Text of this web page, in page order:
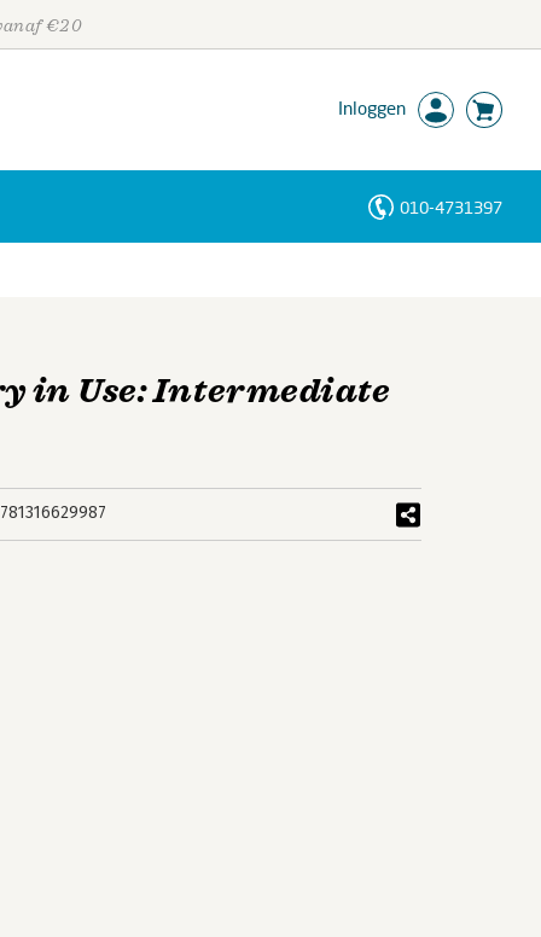
€20
Inloggen
010-4731397
in Use: Intermediate
Personen